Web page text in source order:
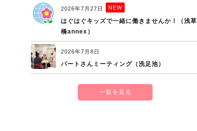
2026年7月27日 NEW
はぐはぐキッズで一緒に働きませんか！（浅草
橋annex）
2026年7月8日
パートさんミーティング（洗足池）
一覧を見る